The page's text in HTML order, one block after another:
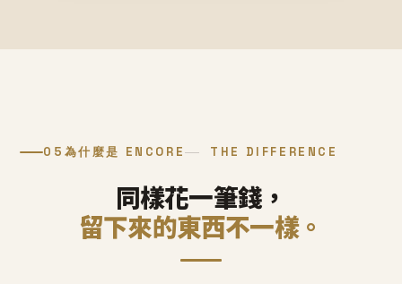
05 為什麼是 ENCORE THE DIFFERENCE
同樣花一筆錢，
留下來的東西不一樣。